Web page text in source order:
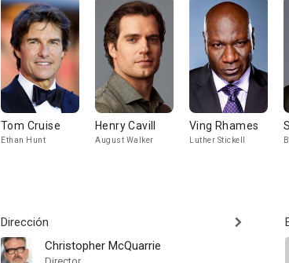
Tom Cruise
Ethan Hunt
Henry Cavill
August Walker
Ving Rhames
Luther Stickell
Dirección
Christopher McQuarrie